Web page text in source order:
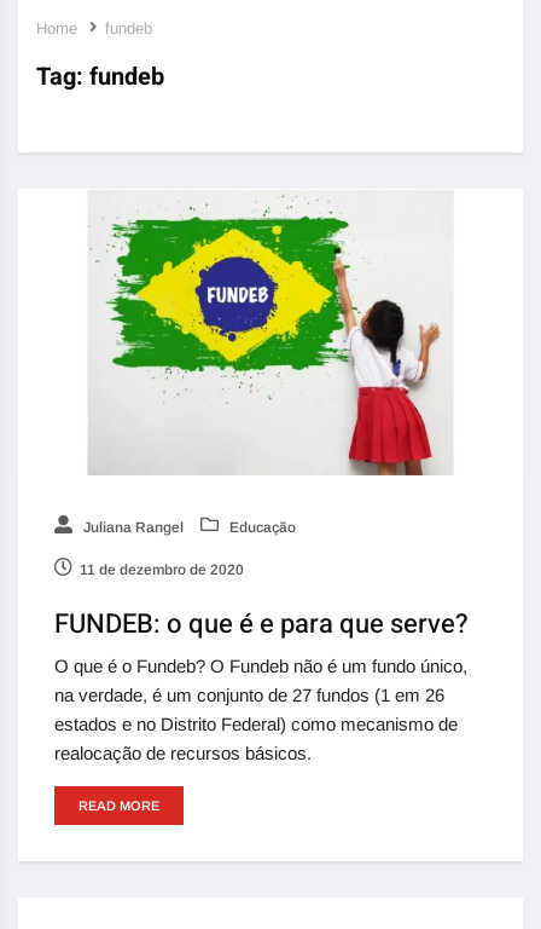
Home fundeb
Tag: fundeb
Juliana Rangel Educação
11 de dezembro de 2020
FUNDEB: o que é e para que serve?
O que é o Fundeb? O Fundeb não é um fundo único,
na verdade, é um conjunto de 27 fundos (1 em 26
estados e no Distrito Federal) como mecanismo de
realocação de recursos básicos.
READ MORE